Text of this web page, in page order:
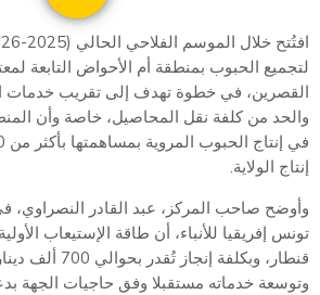
لتجميع الحبوب بمنطقة أم الأحواض التابعة
القصرين، في خطوة تهدف إلى تقريب خدمات
والحد من كلفة نقل المحاصيل، خاصة وأن
إنتاج الولاية.
وأوضح صاحب المركز، عبد القادر النصراوي،
قنطار، وبكلفة
وتوسعة خدماته مستقبلا وفق حاجيات الجهة